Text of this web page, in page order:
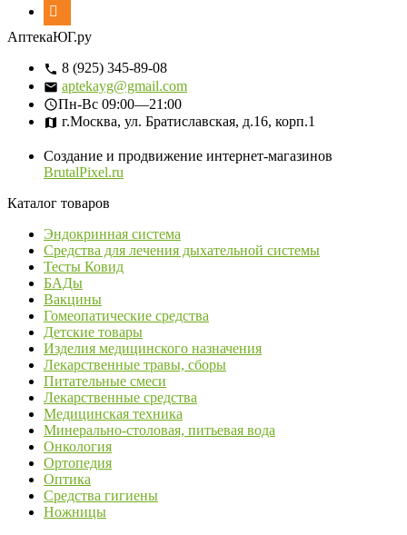
АптекаЮГ.ру
8 (925) 345-89-08
aptekayg@gmail.com
Пн-Вс 09:00—21:00
г.Москва, ул. Братиславская, д.16, корп.1
Создание и продвижение интернет-магазинов
BrutalPixel.ru
Каталог товаров
Эндокринная система
Средства для лечения дыхательной системы
Тесты Ковид
БАДы
Вакцины
Гомеопатические средства
Детские товары
Изделия медицинского назначения
Лекарственные травы, сборы
Питательные смеси
Лекарственные средства
Медицинская техника
Минерально-столовая, питьевая вода
Онкология
Ортопедия
Оптика
Средства гигиены
Ножницы